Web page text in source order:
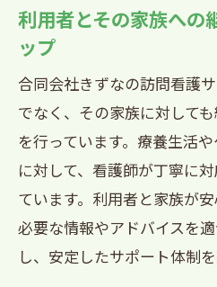
在宅医療と訪問看
訪問看護の未来西宮市
状と展望
現在の訪問看護サ
サービス向上のた
最新の医療技術と
将来の需要予測と
合同会社きずなの
地域社会のニーズ
利用者とその家族への
ップ
合同会社きずなの訪問看護
でなく、その家族に対して
を行っています。療養生活
に対して、看護師が丁寧に
ています。利用者と家族が
必要な情報やアドバイスを
し、安定したサポート体制を